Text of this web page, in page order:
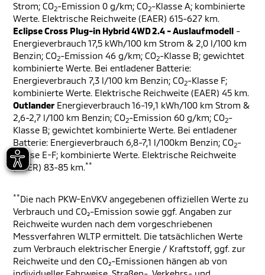
Strom; CO2-Emission 0 g/km; CO2-Klasse A; kombinierte
Werte. Elektrische Reichweite (EAER) 615-627 km.
Eclipse Cross Plug-in Hybrid 4WD 2.4 - Auslaufmodell -
Energieverbrauch 17,5 kWh/100 km Strom & 2,0 l/100 km
Benzin; CO2-Emission 46 g/km; CO2-Klasse B; gewichtet
kombinierte Werte. Bei entladener Batterie:
Energieverbrauch 7,3 l/100 km Benzin; CO2-Klasse F;
kombinierte Werte. Elektrische Reichweite (EAER) 45 km.
Outlander Energieverbrauch 16-19,1 kWh/100 km Strom &
2,6-2,7 l/100 km Benzin; CO2-Emission 60 g/km; CO2-
Klasse B; gewichtet kombinierte Werte. Bei entladener
Batterie: Energieverbrauch 6,8-7,1 l/100km Benzin; CO2-
Klasse E-F; kombinierte Werte. Elektrische Reichweite
(EAER) 83-85 km.**
**Die nach PKW-EnVKV angegebenen offiziellen Werte zu
Verbrauch und CO₂-Emission sowie ggf. Angaben zur
Reichweite wurden nach dem vorgeschriebenen
Messverfahren WLTP ermittelt. Die tatsächlichen Werte
zum Verbrauch elektrischer Energie / Kraftstoff, ggf. zur
Reichweite und den CO₂-Emissionen hängen ab von